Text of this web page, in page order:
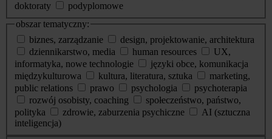
doktoraty
podyplomowe
obszar tematyczny:
biznes, zarządzanie
design, projektowanie, architektura
dziennikarstwo, media
human resources
UX,
informatyka, nowe technologie
języki obce, komunikacja
międzykulturowa
kultura, literatura, sztuka
marketing,
public relations
prawo psychologia
psychoterapia
rozwój osobisty, coaching
społeczeństwo, państwo,
polityka
zdrowie, zaburzenia psychiczne
AI (sztuczna
inteligencja)